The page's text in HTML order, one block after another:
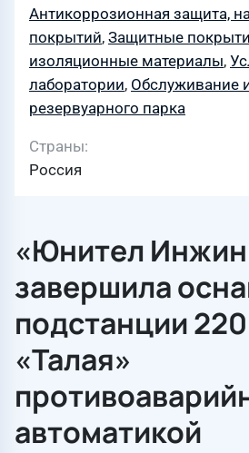
Антикоррозионная защита,
покрытий, Защитные
изоляционные материалы,
лаборатории, Обслуживание
резервуарного парка
Страны
Россия
«Юнител
завершила
подстанции
«Талая»
автоматикой